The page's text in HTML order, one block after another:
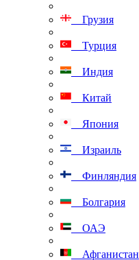
Грузия
Турция
Индия
Китай
Япония
Израиль
Финляндия
Болгария
ОАЭ
Афганистан